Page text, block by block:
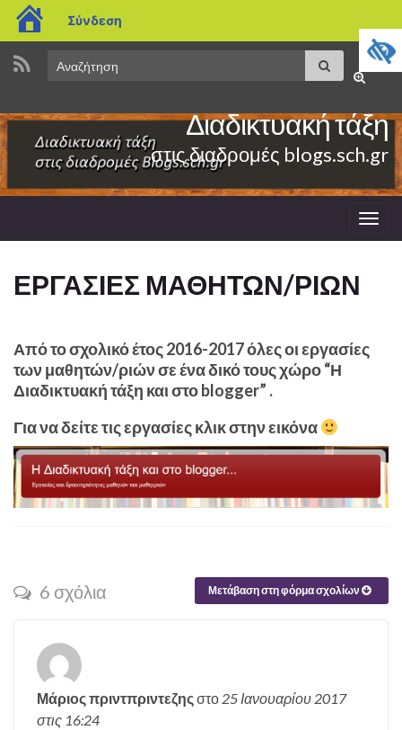
blogs.sch.gr
Σύνδεση
Search
Αναζήτηση
Διαδικτυακή τάξη
στις διαδρομές blogs.sch.gr
ΕΡΓΑΣΙΕΣ ΜΑΘΗΤΩΝ/ΡΙΩΝ
Από το σχολικό έτος 2016-2017 όλες οι εργασίες
των μαθητών/ριών σε ένα δικό τους χώρο “Η
Διαδικτυακή τάξη και στο blogger” .
Για να δείτε τις εργασίες κλικ στην εικόνα
6 σχόλια Μετάβαση στη φόρμα σχολίων
Μάριος πριντπριντεζηςστο 25 Ιανουαρίου 2017
στις 16:24